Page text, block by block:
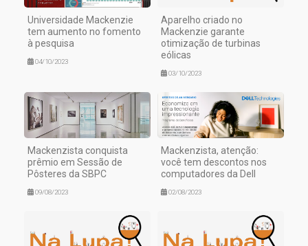
Universidade Mackenzie
tem aumento no fomento
à pesquisa
04/10/2023
Aparelho criado no
Mackenzie garante
otimização de turbinas
eólicas
03/10/2023
Mackenzista conquista
prêmio em Sessão de
Pôsteres da SBPC
09/08/2023
Mackenzista, atenção:
você tem descontos nos
computadores da Dell
02/08/2023